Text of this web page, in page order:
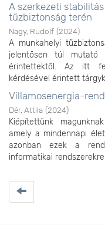
A szerkezeti
tűzbiztonság terén
Nagy, Rudolf (2024)
A munkahelyi
jelentősen túl
érintettektől. Az itt
kérdésével érintett
Villamosenergia-
Dér, Attila (2024)
Kiépítettünk
amely a mindennapi
azonban ezek a
informatikai